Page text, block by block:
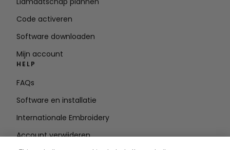
Code activeren
Software downloaden
Mijn account
HELP
FAQs
Software en installatie
Internationale Embroidery
Account verwijderen